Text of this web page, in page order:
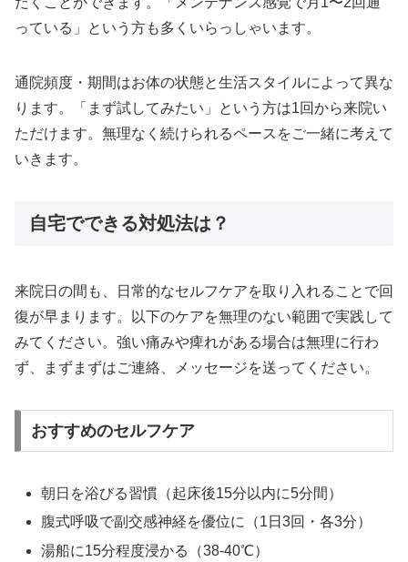
っている」という方も多くいらっしゃいます。
通院頻度・期間はお体の状態と生活スタイルによって異な
ります。「まず試してみたい」という方は1回から来院い
ただけます。無理なく続けられるペースをご一緒に考えて
いきます。
自宅でできる対処法は？
来院日の間も、日常的なセルフケアを取り入れることで回
復が早まります。以下のケアを無理のない範囲で実践して
みてください。強い痛みや痺れがある場合は無理に行わ
ず、まずまずはご連絡、メッセージを送ってください。
おすすめのセルフケア
朝日を浴びる習慣（起床後15分以内に5分間）
腹式呼吸で副交感神経を優位に（1日3回・各3分）
湯船に15分程度浸かる（38-40℃）